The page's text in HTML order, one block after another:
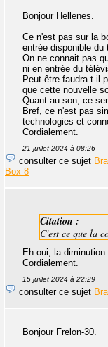
Bonjour Hellenes.
Ce n'est pas sur la
entrée disponible du
On ne connait pas
ni en entrée du
Peut-être faudra t-il
que cette nouvelle
Quant au son, ce
Bref, ce n'est pas
technologies et
Cordialement.
21 juillet 2024 à 08:26
consulter ce sujet
Box 8
Citation :
C'est ce que la
Eh oui, la
Cordialement.
15 juillet 2024 à 22:29
consulter ce sujet
Bonjour Frelon-30.